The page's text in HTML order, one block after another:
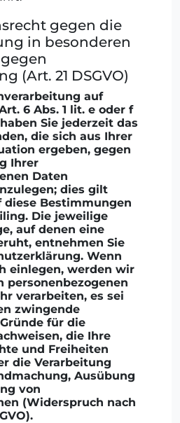
gegen die
in besonderen
(Art. 21 DSGVO)
auf
6 Abs. 1 lit. e oder f
Sie jederzeit das
die sich aus Ihrer
ergeben, gegen
Ihrer
Daten
dies gilt
diese Bestimmungen
Die jeweilige
auf denen eine
entnehmen Sie
Wenn
einlegen, werden wir
personenbezogenen
verarbeiten, es sei
zwingende
für die
die Ihre
und Freiheiten
die Verarbeitung
Ausübung
von
(Widerspruch nach